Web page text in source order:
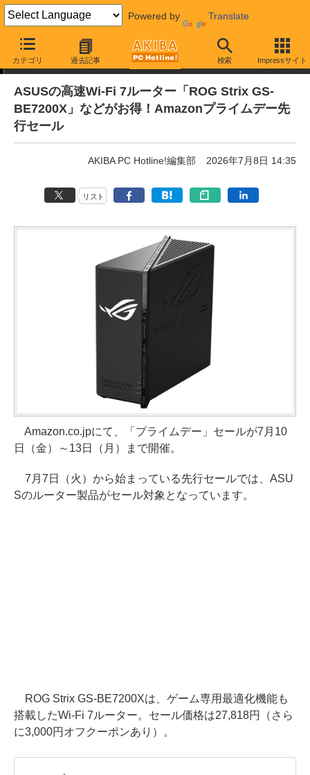
Powered by Translate
カテゴリ 過去記事 検索 Impressサイト
通販セール
ASUSの高速Wi-Fi 7ルーター「ROG Strix GS-
BE7200X」などがお得！Amazonプライムデー先
行セール
AKIBA PC Hotline!編集部 2026年7月8日 14:35
リスト
Amazon.co.jpにて、「プライムデー」セールが7月10
日（金）～13日（月）まで開催。
7月7日（火）から始まっている先行セールでは、ASU
Sのルーター製品がセール対象となっています。
ROG Strix GS-BE7200Xは、ゲーム専用最適化機能も
搭載したWi-Fi 7ルーター。セール価格は27,818円（さら
に3,000円オフクーポンあり）。